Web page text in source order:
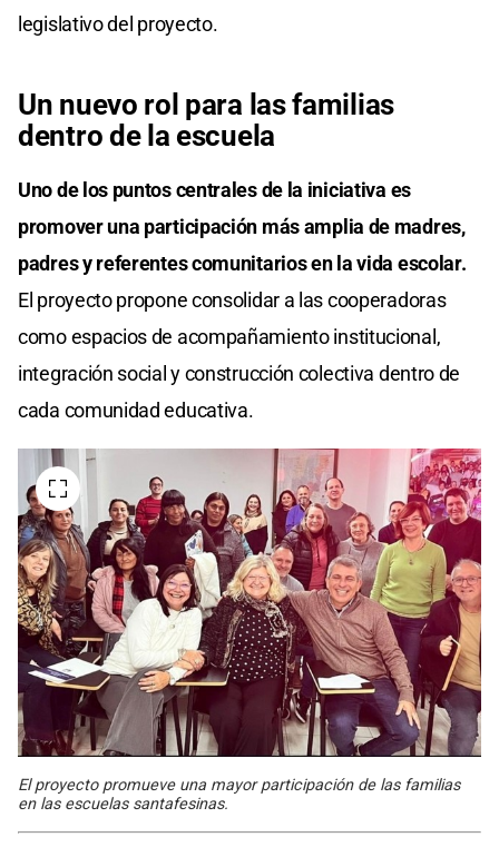
legislativo del proyecto.
Un nuevo rol para las familias
dentro de la escuela
Uno de los puntos centrales de la iniciativa es
promover una participación más amplia de madres,
padres y referentes comunitarios en la vida escolar.
El proyecto propone consolidar a las cooperadoras
como espacios de acompañamiento institucional,
integración social y construcción colectiva dentro de
cada comunidad educativa.
El proyecto promueve una mayor participación de las familias
en las escuelas santafesinas.